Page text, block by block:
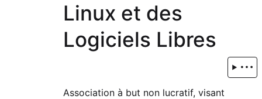
Linux et des
Logiciels Libres
Association à but non lucratif, visant